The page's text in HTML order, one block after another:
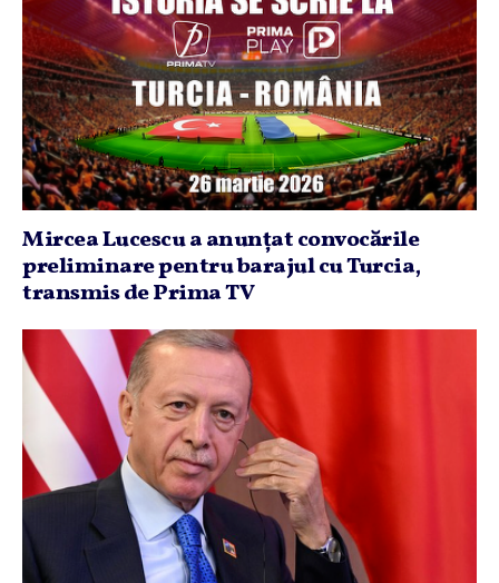
Mircea Lucescu a anunţat convocările
preliminare pentru barajul cu Turcia,
transmis de Prima TV